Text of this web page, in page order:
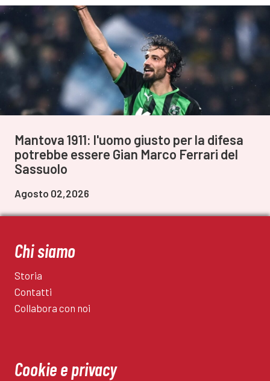
Mantova 1911: l'uomo giusto per la difesa
potrebbe essere Gian Marco Ferrari del
Sassuolo
Agosto 02,2026
Chi siamo
Storia
Contatti
Collabora con noi
Cookie e privacy